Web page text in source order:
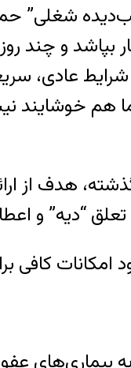
و چند
شرایط
خوشایند
هدف از
امکانات کافی